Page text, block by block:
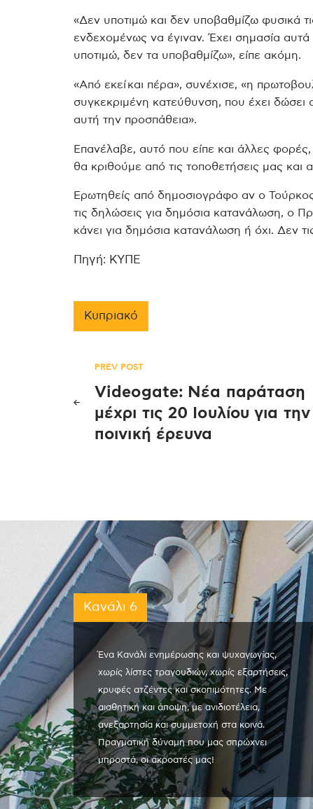
«Δεν υποτιμώ και δεν υποβαθμίζω φυσικά
ενδεχομένως να έγιναν. Έχει σημασία
υποτιμώ, δεν τα υποβαθμίζω», είπε ακόμη.
«Από εκεί και πέρα», συνέχισε, «η
συγκεκριμένη κατεύθυνση, που έχει δώσει
αυτή την προσπάθεια».
Επανέλαβε, αυτό που είπε και άλλες
θα κριθούμε από τις τοποθετήσεις μας και
Ερωτηθείς από δημοσιογράφο αν ο
τις δηλώσεις για δημόσια κατανάλωση, ο
κάνει για δημόσια κατανάλωση ή όχι. Δεν
Πηγή: ΚΥΠΕ
Κυπριακό
Πλοήγηση
άρθρων
PREV POST
Videogate: Νέα παράταση
μέχρι τις 20 Ιουλίου για την
ποινική έρευνα
Κανάλι 6
Ένα Κανάλι ενημέρωσης και ψυχαγωγίας,
χωρίς λίστες τραγουδιών, χωρίς εξαρτήσεις,
κρυφές ατζέντες και σκοπιμότητες. Με
αισθητική και άποψη, με ανιδιοτέλεια,
ανεξαρτησία και συμμετοχή στα κοινά.
Πραγματική δύναμη που μας σπρώχνει
μπροστά, οι ακροατές μας!